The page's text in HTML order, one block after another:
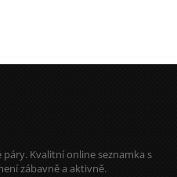
Kvalitní online seznamka s
zábavně a aktivně.